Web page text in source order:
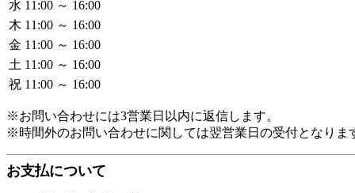
水 11:00 ～ 16:00
木 11:00 ～ 16:00
金 11:00 ～ 16:00
土 11:00 ～ 16:00
祝 11:00 ～ 16:00
※お問い合わせには3営業日以内に返信します。
※時間外のお問い合わせに関しては翌営業日の受付となりま
お支払について